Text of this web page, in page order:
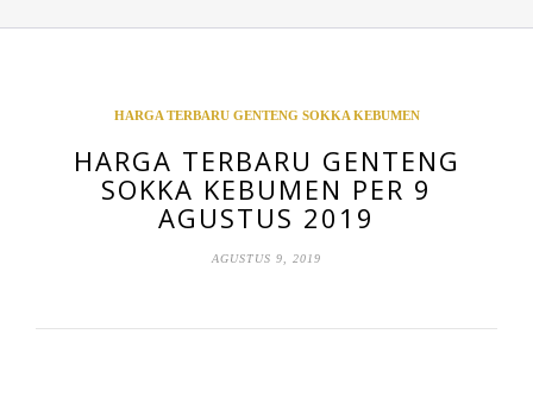
HARGA TERBARU GENTENG SOKKA KEBUMEN
HARGA TERBARU GENTENG
SOKKA KEBUMEN PER 9
AGUSTUS 2019
AGUSTUS 9, 2019